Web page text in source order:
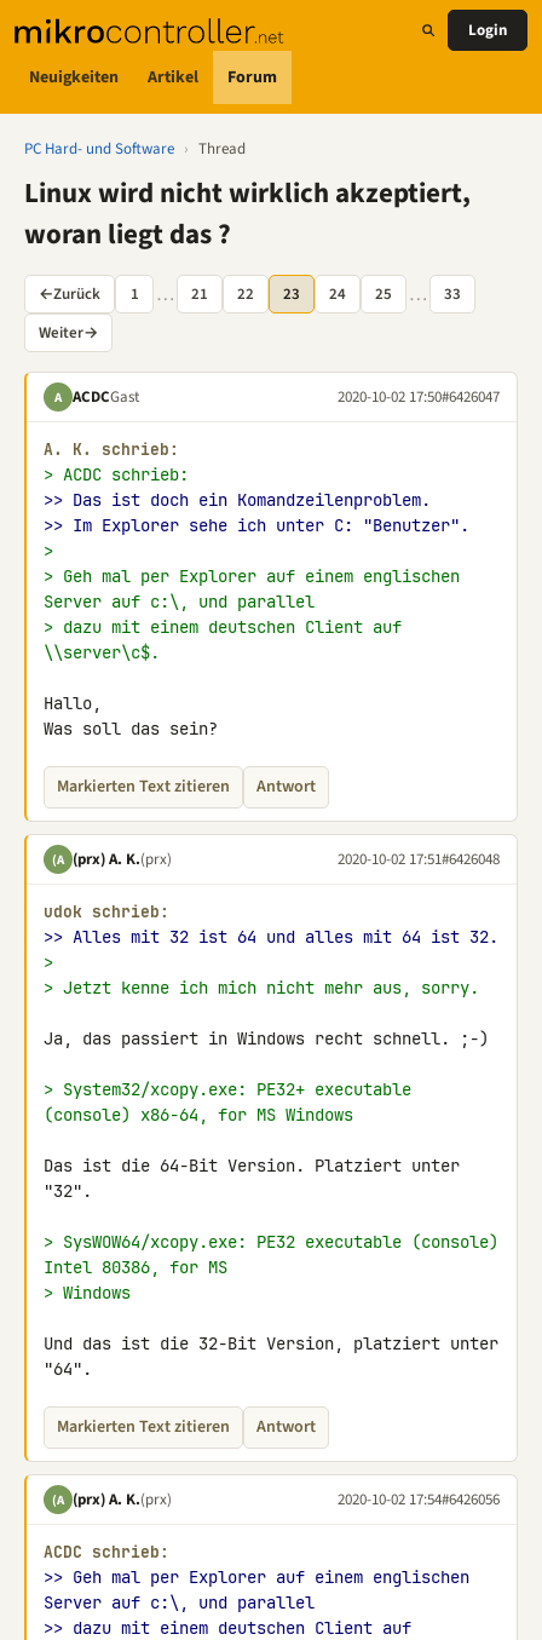
Neuigkeiten Artikel Forum
Login
PC Hard- und Software › Thread
Linux wird nicht wirklich akzeptiert,
woran liegt das ?
←Zurück 1 … 21 22 23 24 25 …
33
Weiter→
A ACDCGast 2020-10-02 17:50#6426047
A. K. schrieb:
> ACDC schrieb:
>> Das ist doch ein Komandzeilenproblem.
>> Im Explorer sehe ich unter C: "Benutzer".
>
> Geh mal per Explorer auf einem englischen
Server auf c:\, und parallel
> dazu mit einem deutschen Client auf
\\server\c$.
Hallo,
Was soll das sein?
Markierten Text zitieren Antwort
(A (prx) A. K.(prx) 2020-10-02 17:51#6426048
udok schrieb:
>> Alles mit 32 ist 64 und alles mit 64 ist 32.
>
> Jetzt kenne ich mich nicht mehr aus, sorry.
Ja, das passiert in Windows recht schnell. ;-)
> System32/xcopy.exe: PE32+ executable
(console) x86-64, for MS Windows
Das ist die 64-Bit Version. Platziert unter
"32".
> SysWOW64/xcopy.exe: PE32 executable (console)
Intel 80386, for MS
> Windows
Und das ist die 32-Bit Version, platziert unter
"64".
Markierten Text zitieren Antwort
(A (prx) A. K.(prx) 2020-10-02 17:54#6426056
ACDC schrieb:
>> Geh mal per Explorer auf einem englischen
Server auf c:\, und parallel
>> dazu mit einem deutschen Client auf